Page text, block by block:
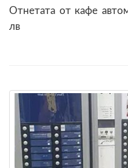
Отнетата от кафе
лв